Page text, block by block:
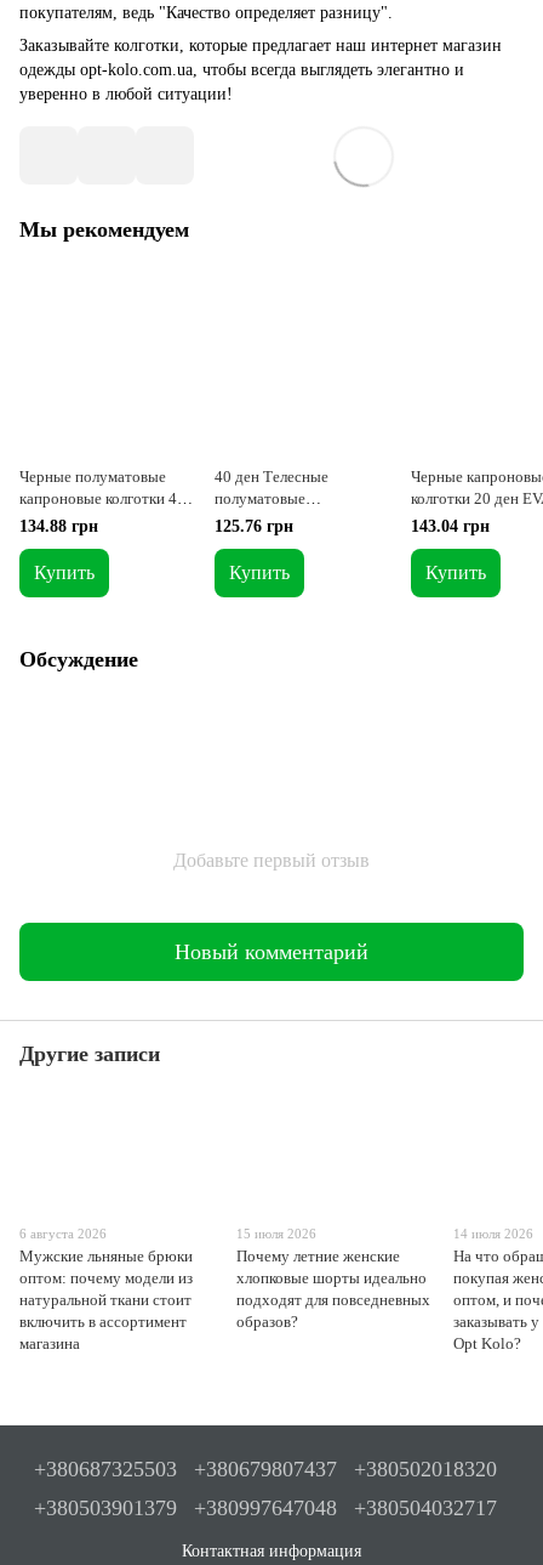
покупателям, ведь "Качество определяет разницу".
Заказывайте колготки, которые предлагает наш интернет магазин
одежды opt-kolo.com.ua, чтобы всегда выглядеть элегантно и
уверенно в любой ситуации!
Мы рекомендуем
Черные полуматовые
капроновые колготки 40
ден SENSI VITA BASSA с
заниженной талией 2-S
134.88 грн
Купить
40 ден Телесные
полуматовые
капроновые колготки
посадкой и ажурными
трусиками 2-S
125.76 грн
Купить
Черные
колготки 20 ден
рисунком красных
комфортным
143.04 грн
Купить
Обсуждение
Добавьте первый отзыв
Новый комментарий
Другие записи
6 августа 2026
Мужские льняные брюки
оптом: почему модели из
натуральной ткани стоит
включить в ассортимент
магазина
15 июля 2026
Почему летние женские
хлопковые шорты идеально
подходят для повседневных
образов?
14 июля 2026
На что
покупая
оптом, и
заказывать
Opt Kolo?
+380687325503 +380679807437
+380502018320
+380503901379
+380997647048 +380504032717
Контактная информация